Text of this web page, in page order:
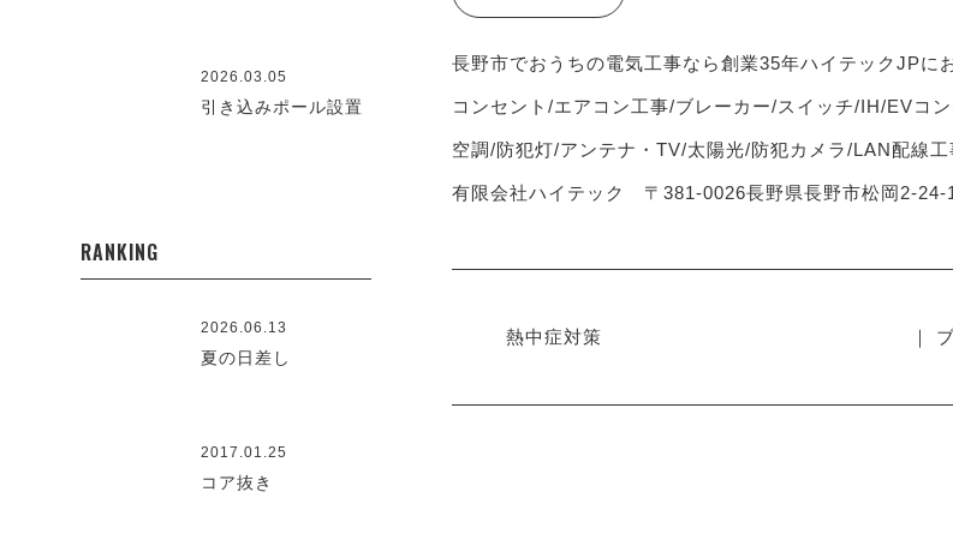
長野市でおうちの電気工事なら創業35年ハイテックJPに
コンセント/エアコン工事/ブレーカー/スイッチ/IH/EVコ
空調/防犯灯/アンテナ・TV/太陽光/防犯カメラ/LAN配線工
有限会社ハイテック 〒381-0026長野県長野市松岡2-24-
熱中症対策 ｜
2026.03.05
引き込みポール設置
RANKING
2026.06.13
夏の日差し
2017.01.25
コア抜き